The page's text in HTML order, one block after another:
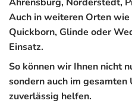
Auch in weiteren Orten
Quickborn, Glinde oder
Einsatz.
So können wir Ihnen nicht
sondern auch im
zuverlässig helfen.